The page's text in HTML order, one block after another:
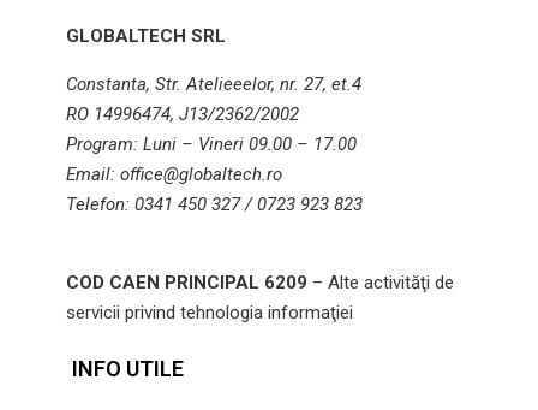
GLOBALTECH SRL
Constanta, Str. Atelieeelor, nr. 27, et.4
RO 14996474, J13/2362/2002
Program: Luni – Vineri 09.00 – 17.00
Email: office@globaltech.ro
Telefon: 0341 450 327 / 0723 923 823
COD CAEN PRINCIPAL 6209 – Alte activităţi de
servicii privind tehnologia informaţiei
INFO UTILE